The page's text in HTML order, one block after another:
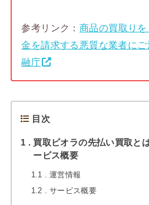
参考リンク： 商品の買取り
金を請求する悪質な業者に
融庁
目次
1
買取ビオラの先払い買取と
ービス概要
1.1
運営情報
1.2
サービス概要